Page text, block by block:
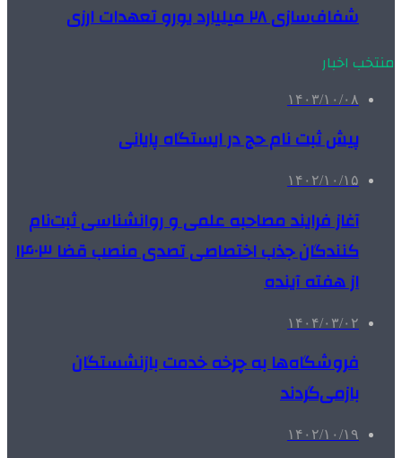
شفاف‌سازی ۲۸ میلیارد یورو تعهدات ارزی
منتخب اخبار
۱۴۰۳/۱۰/۰۸
پیش ثبت نام حج در ایستگاه پایانی
۱۴۰۲/۱۰/۱۵
آغاز فرایند مصاحبه علمی و روانشناسی ثبت‌نام
کنندگان جذب اختصاصی تصدی منصب قضا ۱۴۰۳
از هفته آینده
۱۴۰۴/۰۳/۰۲
فروشگاه‌ها به چرخه خدمت بازنشستگان
بازمی‌گردند
۱۴۰۲/۱۰/۱۹